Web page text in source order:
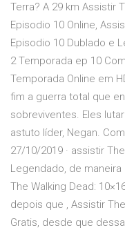
Terra? A 29 km Assistir
Episodio 10 Online,
Episodio 10 Dublado e
2 Temporada ep 10
Temporada Online em
fim a guerra total que
sobreviventes. Eles
astuto líder, Negan.
27/10/2019 · assistir
Legendado, de
The Walking Dead:
depois que , Assistir
Gratis, desde que